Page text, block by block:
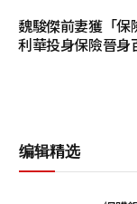
魏駿傑前妻獲「
利華投身保險晉身
编辑精选